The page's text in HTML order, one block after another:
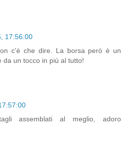
17:56:00
c'è che dire. La borsa però è un
da un tocco in più al tutto!
assemblati al meglio, adoro